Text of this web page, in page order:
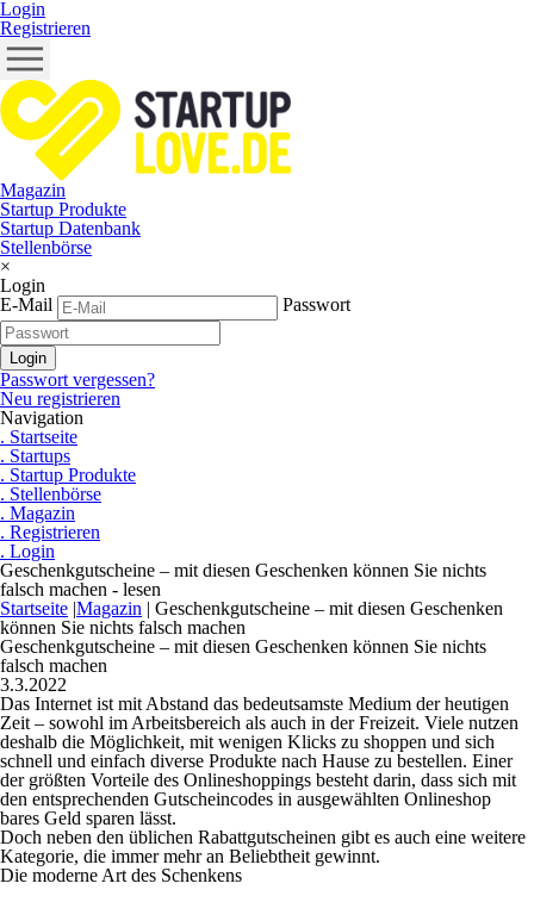
Login
Registrieren
Magazin
Startup Produkte
Startup Datenbank
Stellenbörse
×
Login
E-Mail
Passwort
Passwort vergessen?
Neu registrieren
Navigation
. Startseite
. Startups
. Startup Produkte
. Stellenbörse
. Magazin
. Registrieren
. Login
Geschenkgutscheine – mit diesen Geschenken können Sie nichts
falsch machen - lesen
Startseite |Magazin | Geschenkgutscheine – mit diesen Geschenken
können Sie nichts falsch machen
Geschenkgutscheine – mit diesen Geschenken können Sie nichts
falsch machen
3.3.2022
Das Internet ist mit Abstand das bedeutsamste Medium der heutigen
Zeit – sowohl im Arbeitsbereich als auch in der Freizeit. Viele nutzen
deshalb die Möglichkeit, mit wenigen Klicks zu shoppen und sich
schnell und einfach diverse Produkte nach Hause zu bestellen. Einer
der größten Vorteile des Onlineshoppings besteht darin, dass sich mit
den entsprechenden Gutscheincodes in ausgewählten Onlineshop
bares Geld sparen lässt.
Doch neben den üblichen Rabattgutscheinen gibt es auch eine weitere
Kategorie, die immer mehr an Beliebtheit gewinnt.
Die moderne Art des Schenkens